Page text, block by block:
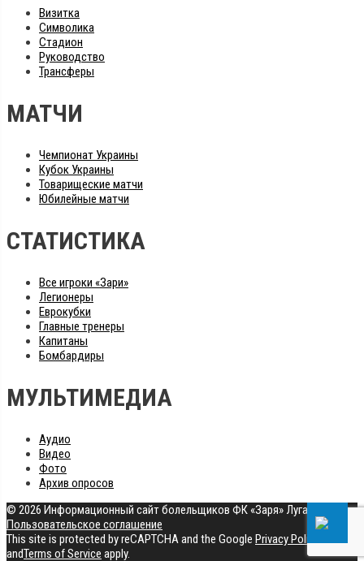
Визитка
Символика
Стадион
Руководство
Трансферы
МАТЧИ
Чемпионат Украины
Кубок Украины
Товарищеские матчи
Юбилейные матчи
СТАТИСТИКА
Все игроки «Зари»
Легионеры
Еврокубки
Главные тренеры
Капитаны
Бомбардиры
МУЛЬТИМЕДИА
Аудио
Видео
Фото
Архив опросов
© 2026 Информационный сайт болельщиков ФК «Заря» Луганск
Пользовательское соглашение
This site is protected by reCAPTCHA and the Google Privacy Policy
andTerms of Service apply.